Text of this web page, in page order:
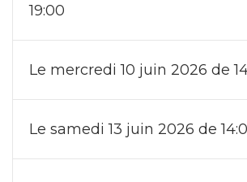
19:00
Le mercredi 10 juin 2026 de
Le samedi 13 juin 2026 de